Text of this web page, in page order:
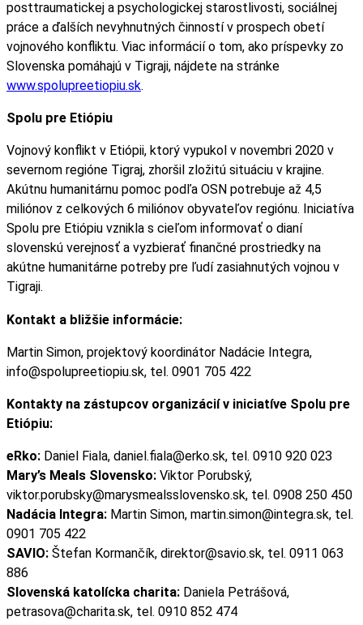
posttraumatickej a psychologickej starostlivosti, sociálnej
práce a ďalších nevyhnutných činností v prospech obetí
vojnového konfliktu. Viac informácií o tom, ako príspevky zo
Slovenska pomáhajú v Tigraji, nájdete na stránke
www.spolupreetiopiu.sk.
Spolu pre Etiópiu
Vojnový konflikt v Etiópii, ktorý vypukol v novembri 2020 v
severnom regióne Tigraj, zhoršil zložitú situáciu v krajine.
Akútnu humanitárnu pomoc podľa OSN potrebuje až 4,5
miliónov z celkových 6 miliónov obyvateľov regiónu. Iniciatíva
Spolu pre Etiópiu vznikla s cieľom informovať o dianí
slovenskú verejnosť a vyzbierať finančné prostriedky na
akútne humanitárne potreby pre ľudí zasiahnutých vojnou v
Tigraji.
Kontakt a bližšie informácie:
Martin Simon, projektový koordinátor Nadácie Integra,
info@spolupreetiopiu.sk, tel. 0901 705 422
Kontakty na zástupcov organizácií v iniciatíve Spolu pre
Etiópiu:
eRko: Daniel Fiala, daniel.fiala@erko.sk, tel. 0910 920 023
Mary’s Meals Slovensko: Viktor Porubský,
viktor.porubsky@marysmealsslovensko.sk, tel. 0908 250 450
Nadácia Integra: Martin Simon, martin.simon@integra.sk, tel.
0901 705 422
SAVIO: Štefan Kormančík, direktor@savio.sk, tel. 0911 063
886
Slovenská katolícka charita: Daniela Petrášová,
petrasova@charita.sk, tel. 0910 852 474